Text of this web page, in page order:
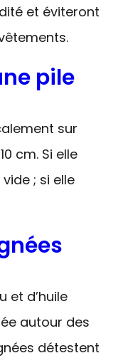
et éviteront
pile
sur
cm. Si elle
; si elle
et d’huile
autour des
détestent